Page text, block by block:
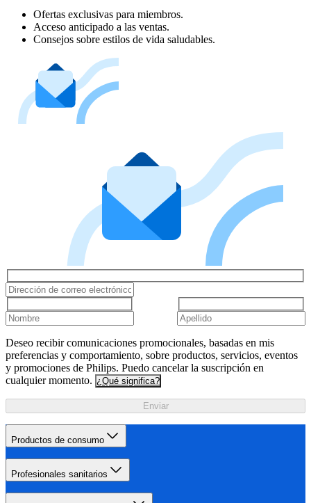
Ofertas exclusivas para miembros.
Acceso anticipado a las ventas.
Consejos sobre estilos de vida saludables.
Deseo recibir comunicaciones promocionales, basadas en mis
preferencias y comportamiento, sobre productos, servicios, eventos
y promociones de Philips. Puedo cancelar la suscripción en
cualquier momento. ¿Qué significa?
Enviar
Productos de consumo
Profesionales sanitarios